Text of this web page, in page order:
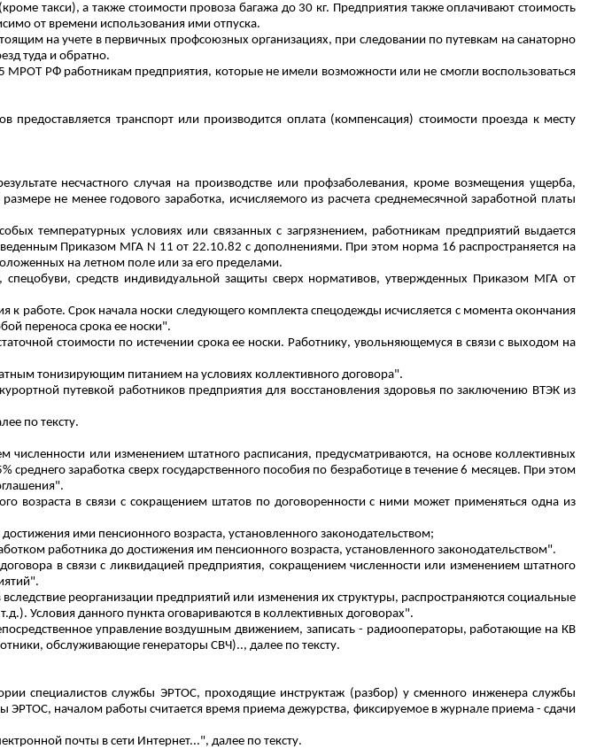
такси), а также стоимости провоза багажа до 30 кг. Предприятия такжеоплачивают стоимость
от времени использования ими отпуска.
на учете в первичных профсоюзных организациях, при следовании по путевкам на санаторно
туда и обратно.
РФ работникам предприятия, которые не имели возможности или не смогли воспользоваться
транспорт или производится оплата (компенсация) стоимости проезда к месту
несчастного случая на производстве или профзаболевания, кроме возмещения ущерба,
не менее годового заработка, исчисляемого из расчета среднемесячной заработной платы
температурных условиях или связанных с загрязнением, работникам предприятий выдается
Приказом МГА N 11 от 22.10.82 с дополнениями. При этом норма 16 распространяется на
на летном поле или за его пределами.
средств индивидуальной защиты сверх нормативов, утвержденных Приказом МГА от
работе. Срок начала носки следующего комплекта спецодежды исчисляется с момента окончания
переноса срока ее носки".
стоимости по истечении срока ее носки. Работнику, увольняющемуся в связи с выходом на
тонизирующим питанием на условиях коллективного договора".
путевкой работников предприятия для восстановления здоровья по заключению ВТЭК из
по тексту.
или изменением штатного расписания, предусматриваются, на основе коллективных
заработка сверх государственного пособия по безработице в течение 6 месяцев. При этом
в связи с сокращением штатов по договоренности с ними может применяться одна из
ими пенсионного возраста, установленного законодательством;
работника до достижения им пенсионного возраста, установленного законодательством".
в связи с ликвидацией предприятия, сокращением численности или изменением штатного
реорганизации предприятий или изменения их структуры, распространяются социальные
Условия данного пункта оговариваются в коллективных договорах".
управление воздушным движением, записать - радиооператоры, работающие на КВ
обслуживающие генераторы СВЧ).., далее по тексту.
специалистов службы ЭРТОС, проходящие инструктаж (разбор) у сменного инженера службы
началом работы считается время приема дежурства, фиксируемое в журнале приема - сдачи
почты в сети Интернет...", далее по тексту.